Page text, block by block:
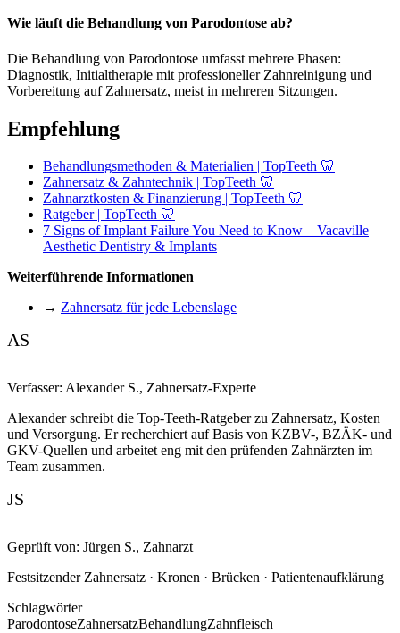
Wie läuft die Behandlung von Parodontose ab?
Die Behandlung von Parodontose umfasst mehrere Phasen:
Diagnostik, Initialtherapie mit professioneller Zahnreinigung und
Vorbereitung auf Zahnersatz, meist in mehreren Sitzungen.
Empfehlung
Behandlungsmethoden & Materialien | TopTeeth 🦷
Zahnersatz & Zahntechnik | TopTeeth 🦷
Zahnarztkosten & Finanzierung | TopTeeth 🦷
Ratgeber | TopTeeth 🦷
7 Signs of Implant Failure You Need to Know – Vacaville
Aesthetic Dentistry & Implants
Weiterführende Informationen
→ Zahnersatz für jede Lebenslage
AS
Verfasser: Alexander S., Zahnersatz-Experte
Alexander schreibt die Top-Teeth-Ratgeber zu Zahnersatz, Kosten
und Versorgung. Er recherchiert auf Basis von KZBV-, BZÄK- und
GKV-Quellen und arbeitet eng mit den prüfenden Zahnärzten im
Team zusammen.
JS
Geprüft von: Jürgen S., Zahnarzt
Festsitzender Zahnersatz · Kronen · Brücken · Patientenaufklärung
Schlagwörter
ParodontoseZahnersatzBehandlungZahnfleisch